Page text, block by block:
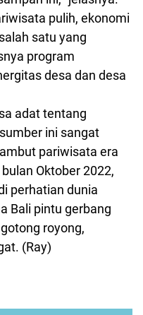
pulih, ekonomi
satu yang
program
desa dan desa
adat tentang
ini sangat
pariwisata era
Oktober 2022,
perhatian dunia
Bali pintu gerbang
royong,
(Ray)